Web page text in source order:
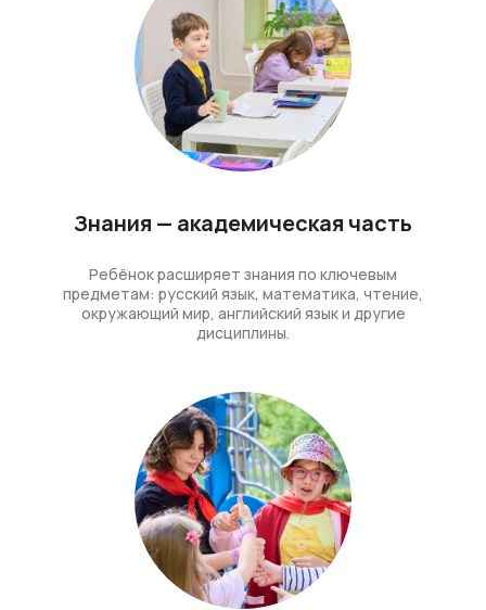
Знания — академическая часть
Ребёнок расширяет знания по ключевым
предметам: русский язык, математика, чтение,
окружающий мир, английский язык и другие
дисциплины.